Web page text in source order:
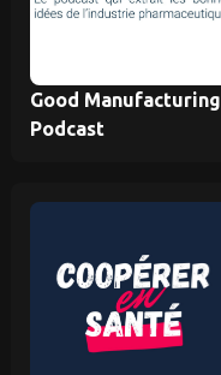
Good Manufacturing
Podcast